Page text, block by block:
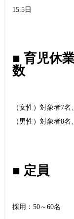
15.5日
■ 育児休
数
（女性）対象者7名
（男性）対象者8名
■ 定員
採用：50～60名